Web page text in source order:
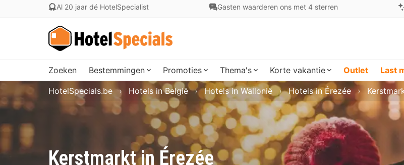
Al 20 jaar dé HotelSpecialist Gasten waarderen ons met 4 sterren
Zoeken Bestemmingen Promoties Thema's Korte vakantie Outlet Last
Kerstmarkt in Érezée
HotelSpecials.be Hotels in België Hotels in Wallonië Hotels in Érezée